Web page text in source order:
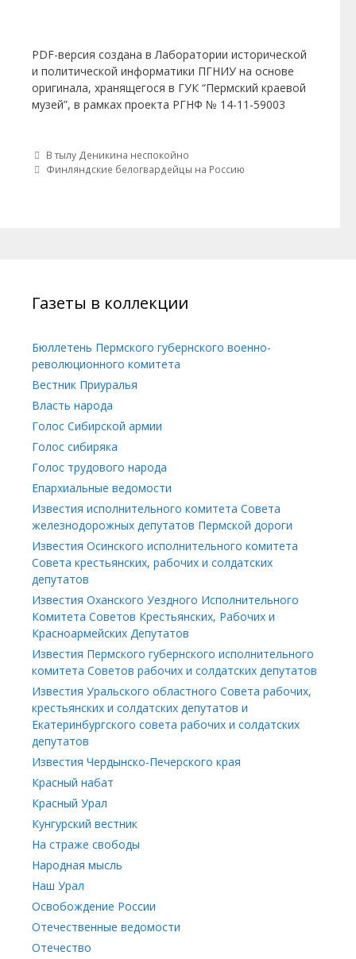
PDF-версия создана в Лаборатории исторической
и политической информатики ПГНИУ на основе
оригинала, хранящегося в ГУК “Пермский краевой
музей”, в рамках проекта РГНФ № 14-11-59003
Post navigation
В тылу Деникина неспокойно
Финляндские белогвардейцы на Россию
Газеты в коллекции
Бюллетень Пермского губернского военно-
революционного комитета
Вестник Приуралья
Власть народа
Голос Сибирской армии
Голос сибиряка
Голос трудового народа
Епархиальные ведомости
Известия исполнительного комитета Совета
железнодорожных депутатов Пермской дороги
Известия Осинского исполнительного комитета
Совета крестьянских, рабочих и солдатских
депутатов
Известия Оханского Уездного Исполнительного
Комитета Советов Крестьянских, Рабочих и
Красноармейских Депутатов
Известия Пермского губернского исполнительного
комитета Советов рабочих и солдатских депутатов
Известия Уральского областного Совета рабочих,
крестьянских и солдатских депутатов и
Екатеринбургского совета рабочих и солдатских
депутатов
Известия Чердынско-Печерского края
Красный набат
Красный Урал
Кунгурский вестник
На страже свободы
Народная мысль
Наш Урал
Освобождение России
Отечественные ведомости
Отечество